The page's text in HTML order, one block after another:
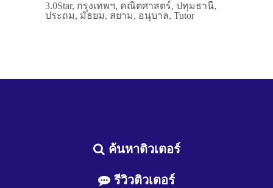
3.0Star, กรุงเทพฯ, คณิตศาสตร์, ปทุมธานี,
ประถม, มัธยม, สยาม, อนุบาล, Tutor
ค้นหาติวเตอร์
รีวิวติวเตอร์